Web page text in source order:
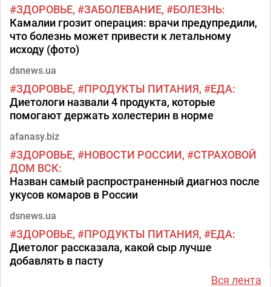
ЗДОРОВЬЕ ЗАБОЛЕВАНИЕ
БОЛЕЗНЬ
Камалии грозит операция: врачи предупредили,
что болезнь может привести к летальному
исходу (фото)
dsnews.ua
ЗДОРОВЬЕ ПРОДУКТЫ ПИТАНИЯ
ЕДА
Диетологи назвали 4 продукта, которые
помогают держать холестерин в норме
afanasy.biz
ЗДОРОВЬЕ НОВОСТИ РОССИИ
СТРАХОВОЙ
ДОМ ВСК
Назван самый распространенный диагноз после
укусов комаров в России
dsnews.ua
ЗДОРОВЬЕ ПРОДУКТЫ ПИТАНИЯ
ЕДА
Диетолог рассказала, какой сыр лучше
добавлять в пасту
Вся лента